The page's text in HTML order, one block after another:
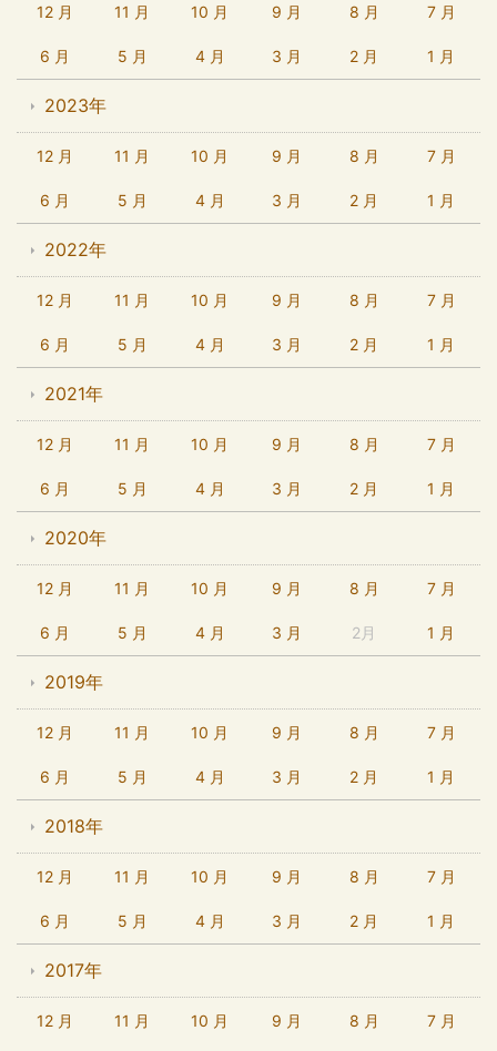
12 月 11 月 10 月 9 月 8 月 7 月
6 月 5 月 4 月 3 月 2 月 1 月
2023年
12 月 11 月 10 月 9 月 8 月 7 月
6 月 5 月 4 月 3 月 2 月 1 月
2022年
12 月 11 月 10 月 9 月 8 月 7 月
6 月 5 月 4 月 3 月 2 月 1 月
2021年
12 月 11 月 10 月 9 月 8 月 7 月
6 月 5 月 4 月 3 月 2 月 1 月
2020年
12 月 11 月 10 月 9 月 8 月 7 月
6 月 5 月 4 月 3 月 2月 1 月
2019年
12 月 11 月 10 月 9 月 8 月 7 月
6 月 5 月 4 月 3 月 2 月 1 月
2018年
12 月 11 月 10 月 9 月 8 月 7 月
6 月 5 月 4 月 3 月 2 月 1 月
2017年
12 月 11 月 10 月 9 月 8 月 7 月